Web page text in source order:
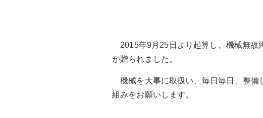
2015年9月25日より起算し、機械無故
が贈られました。
機械を大事に取扱い、毎日毎日、整備
組みをお願いします。